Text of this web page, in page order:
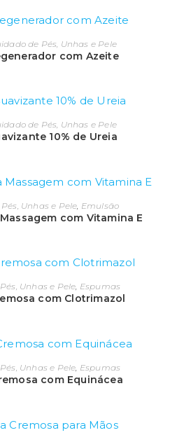
de Pés, Unhas e Pele
com Azeite
de Pés, Unhas e Pele
10% de Ureia
Unhas e Pele Emulsão
com Vitamina E
Unhas e Pele, Espumas
com Clotrimazol
Unhas e Pele, Espumas
com Equinácea